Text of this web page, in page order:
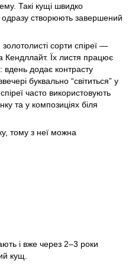
Такі кущі швидко
створюють завершений
сорти спіреї —
Їх листя працює
вдень додає контрасту
буквально “світиться” у
часто використовують
та у композиціях біля
тому з неї можна
і вже через 2–3 роки
кущ.